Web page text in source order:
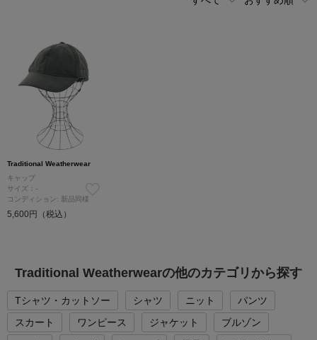
Traditional Weatherwear
キャップ
サイズ：-
コンディション: 新品同様
5,600円（税込）
Traditional Weatherwearの他のカテゴリから探す
Tシャツ・カットソー シャツ ニット
パンツ
スカート
ワンピース ジャケット
ブルゾン